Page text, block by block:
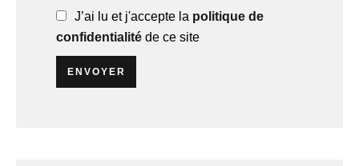
J’ai lu et j'accepte la politique de
confidentialité de ce site
ENVOYER